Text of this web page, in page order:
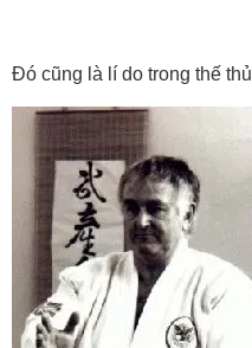
Đó cũng là lí do trong thế